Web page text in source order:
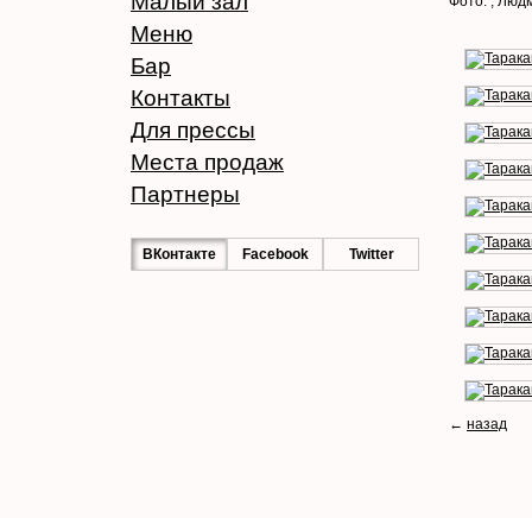
Меню
Бар
Контакты
Для прессы
Места продаж
Партнеры
ВКонтакте Facebook Twitter
← назад